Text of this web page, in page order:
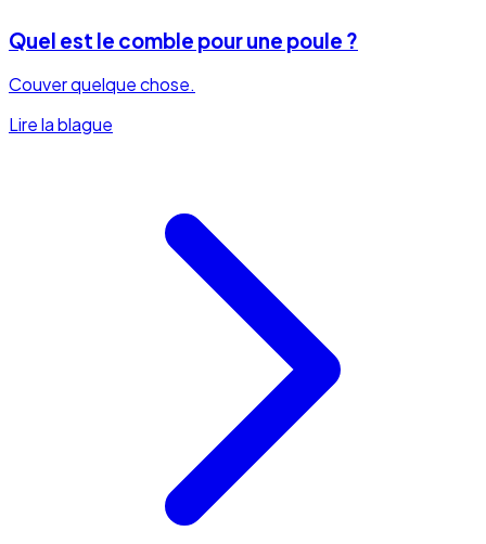
Quel est le comble pour une poule ?
Couver quelque chose.
Lire la blague